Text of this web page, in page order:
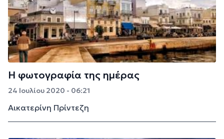
Η φωτογραφία της ημέρας
24 Ιουλίου 2020 - 06:21
Αικατερίνη Πρίντεζη